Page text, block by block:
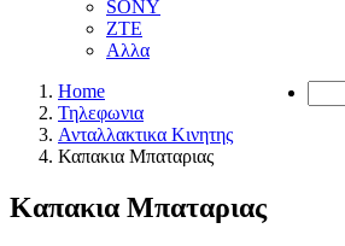
SONY
ZTE
Αλλα
Home
Τηλεφωνια
Ανταλλακτικα Κινητης
Καπακια Μπαταριας
Καπακια Μπαταριας